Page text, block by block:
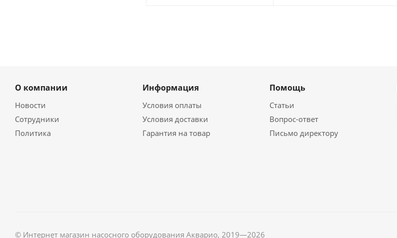
О компании
Новости
Сотрудники
Политика
Информация
Условия оплаты
Условия доставки
Гарантия на товар
Помощь
Статьи
Вопрос-ответ
Письмо директору
© Интернет магазин насосного оборудования Акварио, 2019—2026